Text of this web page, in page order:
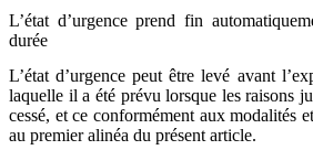
L’état d’urgence prend fin
durée
L’état d’urgence peut être levé avant
laquelle il a été prévu lorsque les raisons
cessé, et ce conformément aux modalités
au premier alinéa du présent article.